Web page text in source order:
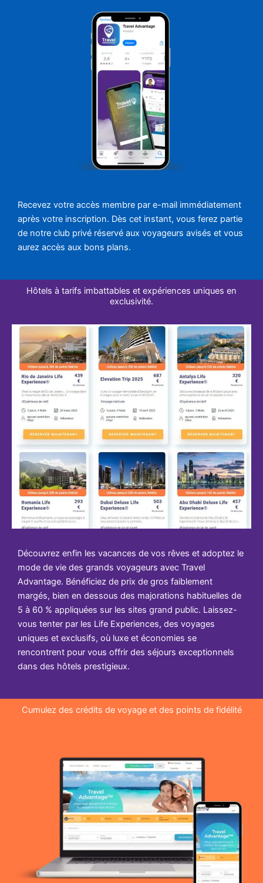
Recevez votre accès membre par e-mail immédiatement
après votre inscription. Dès cet instant, vous ferez partie
de notre club privé réservé aux voyageurs avisés et vous
aurez accès aux bons plans.
Hôtels à tarifs imbattables et expériences uniques en
exclusivité.
Découvrez enfin les vacances de vos rêves et adoptez le
mode de vie des grands voyageurs avec Travel
Advantage. Bénéficiez de prix de gros faiblement
margés, bien en dessous des majorations habituelles de
5 à 60 % appliquées sur les sites grand public. Laissez-
vous tenter par les Life Experiences, des voyages
uniques et exclusifs, où luxe et économies se
rencontrent pour vous offrir des séjours exceptionnels
dans des hôtels prestigieux.
Cumulez des crédits de voyage et des points de fidélité